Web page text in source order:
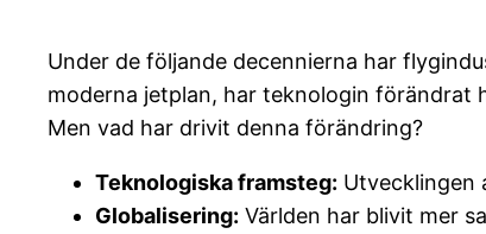
Under de följande decennierna har
moderna jetplan, har teknologin förändrat
Men vad har drivit denna förändring?
Teknologiska framsteg: Utvecklingen
Globalisering: Världen har blivit mer